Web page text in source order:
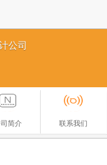
公司
简介 联系我们